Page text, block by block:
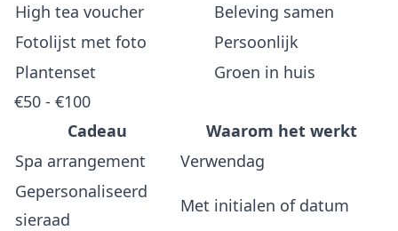
High tea voucher
Beleving samen
Fotolijst met foto
Persoonlijk
Plantenset
Groen in huis
€50 - €100
Cadeau
Waarom het werkt
Spa arrangement
Verwendag
Gepersonaliseerd
sieraad
Met initialen of datum